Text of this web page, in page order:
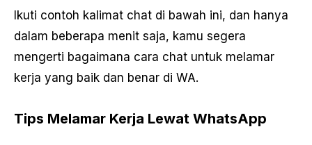
Ikuti contoh kalimat chat di bawah ini, dan hanya
dalam beberapa menit saja, kamu segera
mengerti bagaimana cara chat untuk melamar
kerja yang baik dan benar di WA.
Tips Melamar Kerja Lewat WhatsApp